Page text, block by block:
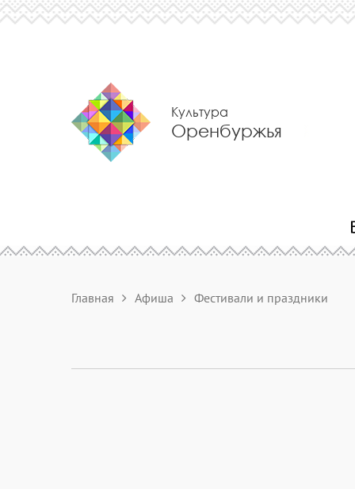
Культура
Оренбуржья
Главная Афиша Фестивали и праздники